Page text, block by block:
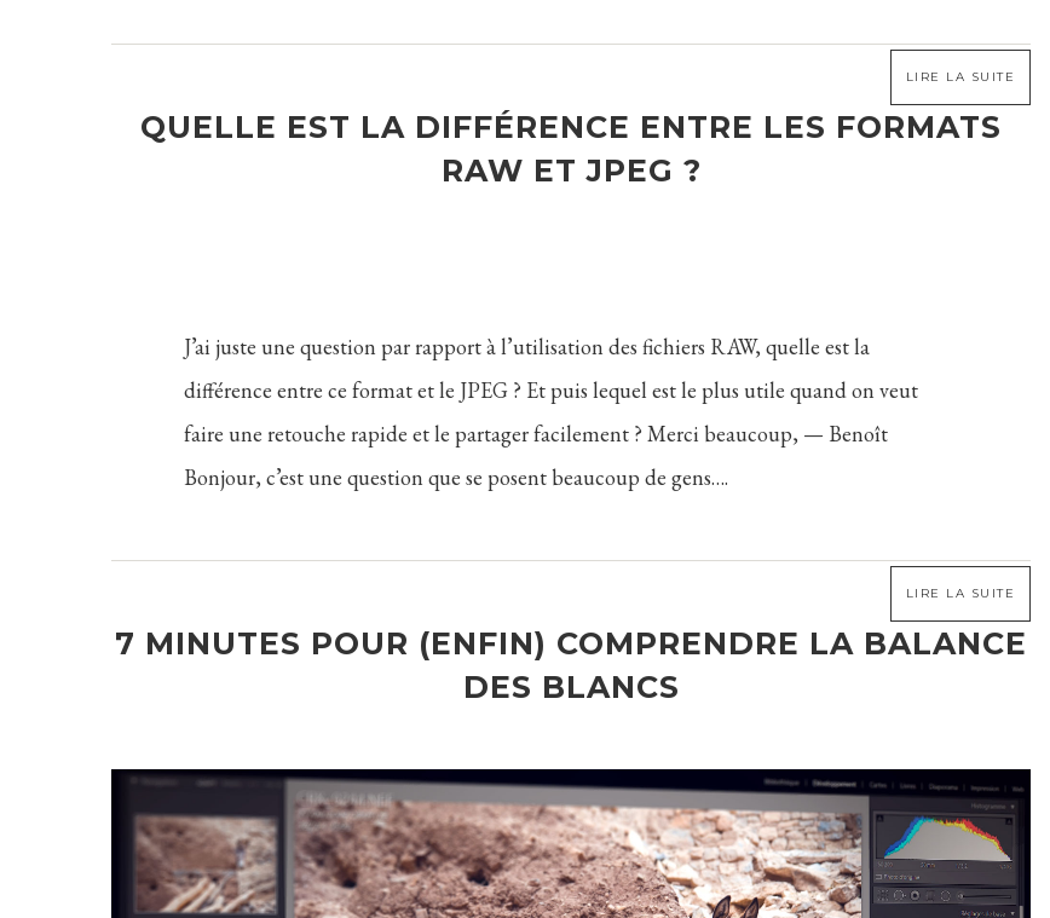
LIRE LA SUITE
QUELLE EST LA DIFFÉRENCE ENTRE LES FORMATS
RAW ET JPEG ?
J’ai juste une question par rapport à l’utilisation des fichiers RAW, quelle est la
différence entre ce format et le JPEG ? Et puis lequel est le plus utile quand on veut
faire une retouche rapide et le partager facilement ? Merci beaucoup, — Benoît
Bonjour, c’est une question que se posent beaucoup de gens….
LIRE LA SUITE
7 MINUTES POUR (ENFIN) COMPRENDRE LA BALANCE
DES BLANCS